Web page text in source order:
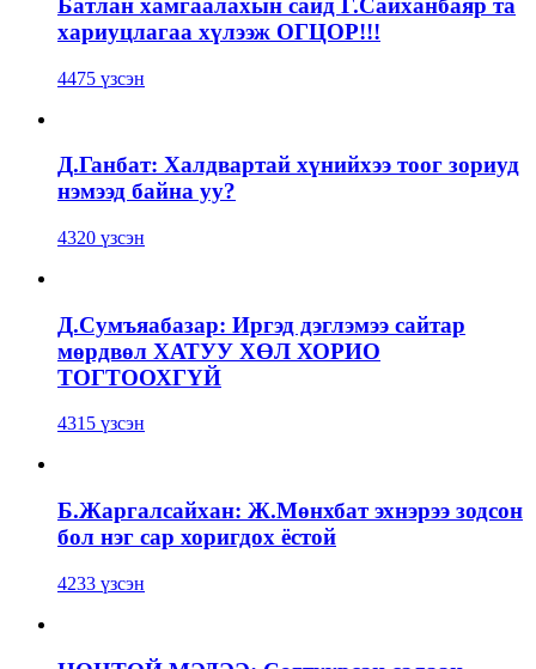
Батлан хамгаалахын сайд Г.Сайханбаяр та
хариуцлагаа хүлээж ОГЦОР!!!
4475 үзсэн
Д.Ганбат: Халдвартай хүнийхээ тоог зориуд
нэмээд байна уу?
4320 үзсэн
Д.Сумъяабазар: Иргэд дэглэмээ сайтар
мөрдвөл ХАТУУ ХӨЛ ХОРИО
ТОГТООХГҮЙ
4315 үзсэн
Б.Жаргалсайхан: Ж.Мөнхбат эхнэрээ зодсон
бол нэг сар хоригдох ёстой
4233 үзсэн